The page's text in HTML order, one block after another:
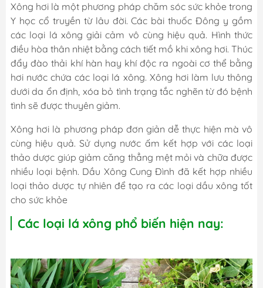
Xông hơi là một phương pháp chăm sóc sức khỏe trong
Y học cổ truyền từ lâu đời. Các bài thuốc Đông y gồm
các loại lá xông giải cảm vô cùng hiệu quả. Hình thức
điều hòa thân nhiệt bằng cách tiết mồ khi xông hơi. Thúc
đẩy đào thải khí hàn hay khí độc ra ngoài cơ thể bằng
hơi nước chứa các loại lá xông. Xông hơi làm lưu thông
dưới da ổn định, xóa bỏ tình trạng tắc nghẽn từ đó bệnh
tình sẽ được thuyên giảm.
Xông hơi là phương pháp đơn giản dễ thực hiện mà vô
cùng hiệu quả. Sử dụng nước ấm kết hợp với các loại
thảo dược giúp giảm căng thẳng mệt mỏi và chữa được
nhiều loại bệnh. Dầu Xông Cung Đình đã kết hợp nhiều
loại thảo dược tự nhiên để tạo ra các loại dầu xông tốt
cho sức khỏe
Các loại lá xông phổ biến hiện nay: